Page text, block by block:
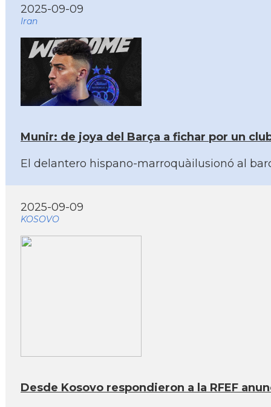
2025-09-09
Iran
Munir: de joya del Barça a fichar por un
El delantero hispano-marroquàilusionó al
2025-09-09
KOSOVO
Desde Kosovo respondieron a la RFEF